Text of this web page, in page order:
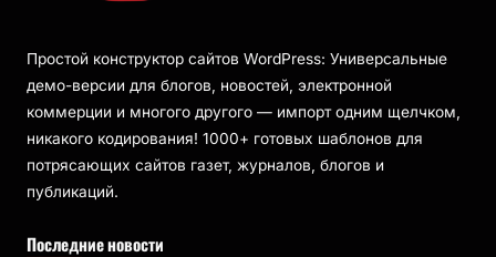
Простой конструктор сайтов WordPress: Универсальные
демо-версии для блогов, новостей, электронной
коммерции и многого другого — импорт одним щелчком,
никакого кодирования! 1000+ готовых шаблонов для
потрясающих сайтов газет, журналов, блогов и
публикаций.
Последние новости